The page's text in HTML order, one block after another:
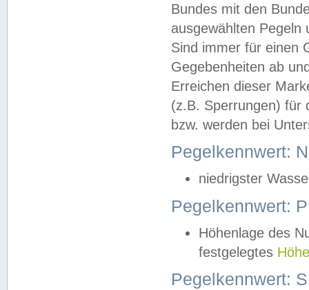
Bundes mit den
ausgewählten
Sind immer für einen
Gegebenheiten ab
Erreichen dieser
(z.B. Sperrungen) für
bzw. werden bei
Pegelkennwert:
niedrigster
Pegelkennwert:
Höhenlage des
festgelegtes
Pegelkennwert: